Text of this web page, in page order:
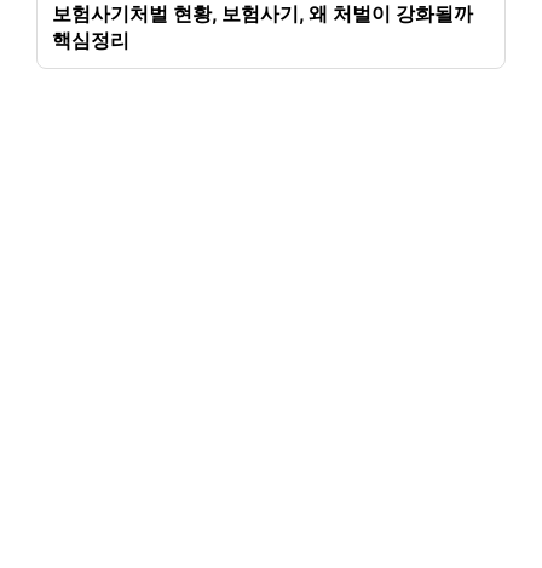
보험사기처벌 현황, 보험사기, 왜 처벌이 강화될까
핵심정리